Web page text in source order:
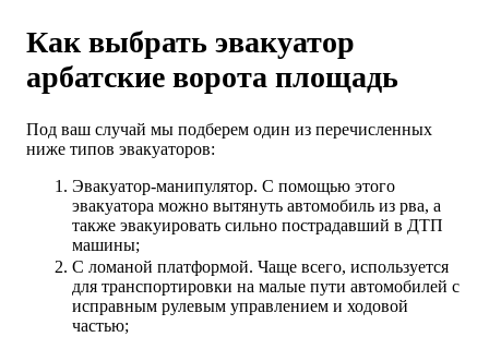
Как выбрать эвакуатор
арбатские ворота площадь
Под ваш случай мы подберем один из перечисленных
ниже типов эвакуаторов:
Эвакуатор-манипулятор. С помощью этого
эвакуатора можно вытянуть автомобиль из рва, а
также эвакуировать сильно пострадавший в ДТП
машины;
С ломаной платформой. Чаще всего, используется
для транспортировки на малые пути автомобилей с
исправным рулевым управлением и ходовой
частью;